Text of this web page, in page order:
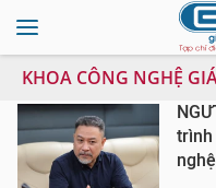
KHOA CÔNG NGHỆ
trình